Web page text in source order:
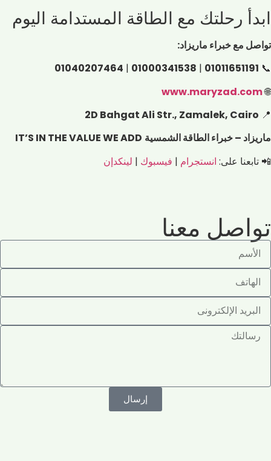
ابدأ رحلتك مع الطاقة المستدامة اليوم
تواصل مع خبراء ماريزاد:
📞
01011651191
|
01000341538
|
01040207464
🌐
www.maryzad.com
📍
2D Bahgat Ali Str., Zamalek, Cairo
ماريزاد – خبراء الطاقة الشمسية IT’S IN THE VALUE WE ADD
📲 تابعنا على: انستجرام | فيسبوك | لينكدإن
تواصل معنا
إرسال